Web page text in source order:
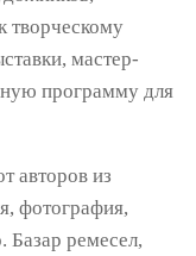
творческому
мастер-
программу для
авторов из
фотография,
Базар ремесел,